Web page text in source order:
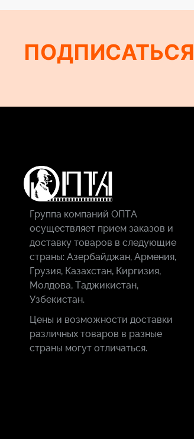
ПОДПИСАТЬСЯ
Группа компаний ОПТА
осуществляет прием заказов и
доставку товаров в следующие
страны: Азербайджан, Армения,
Грузия, Казахстан, Киргизия,
Молдова, Таджикистан,
Узбекистан.
Цены и возможности доставки
различных товаров в разные
страны могут отличаться.